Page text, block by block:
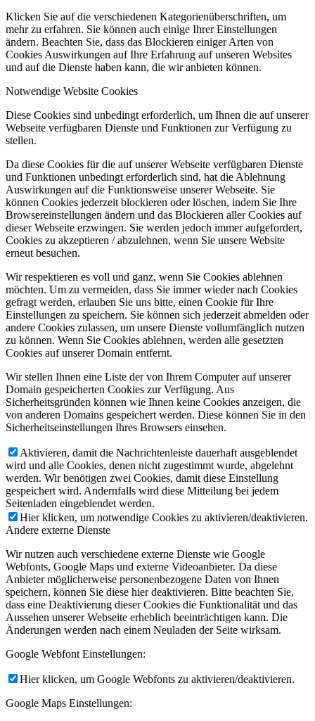
Klicken Sie auf die verschiedenen Kategorienüberschriften, um
mehr zu erfahren. Sie können auch einige Ihrer Einstellungen
ändern. Beachten Sie, dass das Blockieren einiger Arten von
Cookies Auswirkungen auf Ihre Erfahrung auf unseren Websites
und auf die Dienste haben kann, die wir anbieten können.
Notwendige Website Cookies
Diese Cookies sind unbedingt erforderlich, um Ihnen die auf unserer
Webseite verfügbaren Dienste und Funktionen zur Verfügung zu
stellen.
Da diese Cookies für die auf unserer Webseite verfügbaren Dienste
und Funktionen unbedingt erforderlich sind, hat die Ablehnung
Auswirkungen auf die Funktionsweise unserer Webseite. Sie
können Cookies jederzeit blockieren oder löschen, indem Sie Ihre
Browsereinstellungen ändern und das Blockieren aller Cookies auf
dieser Webseite erzwingen. Sie werden jedoch immer aufgefordert,
Cookies zu akzeptieren / abzulehnen, wenn Sie unsere Website
erneut besuchen.
Wir respektieren es voll und ganz, wenn Sie Cookies ablehnen
möchten. Um zu vermeiden, dass Sie immer wieder nach Cookies
gefragt werden, erlauben Sie uns bitte, einen Cookie für Ihre
Einstellungen zu speichern. Sie können sich jederzeit abmelden oder
andere Cookies zulassen, um unsere Dienste vollumfänglich nutzen
zu können. Wenn Sie Cookies ablehnen, werden alle gesetzten
Cookies auf unserer Domain entfernt.
Wir stellen Ihnen eine Liste der von Ihrem Computer auf unserer
Domain gespeicherten Cookies zur Verfügung. Aus
Sicherheitsgründen können wie Ihnen keine Cookies anzeigen, die
von anderen Domains gespeichert werden. Diese können Sie in den
Sicherheitseinstellungen Ihres Browsers einsehen.
Aktivieren, damit die Nachrichtenleiste dauerhaft ausgeblendet
wird und alle Cookies, denen nicht zugestimmt wurde, abgelehnt
werden. Wir benötigen zwei Cookies, damit diese Einstellung
gespeichert wird. Andernfalls wird diese Mitteilung bei jedem
Seitenladen eingeblendet werden.
Hier klicken, um notwendige Cookies zu aktivieren/deaktivieren.
Andere externe Dienste
Wir nutzen auch verschiedene externe Dienste wie Google
Webfonts, Google Maps und externe Videoanbieter. Da diese
Anbieter möglicherweise personenbezogene Daten von Ihnen
speichern, können Sie diese hier deaktivieren. Bitte beachten Sie,
dass eine Deaktivierung dieser Cookies die Funktionalität und das
Aussehen unserer Webseite erheblich beeinträchtigen kann. Die
Änderungen werden nach einem Neuladen der Seite wirksam.
Google Webfont Einstellungen:
Hier klicken, um Google Webfonts zu aktivieren/deaktivieren.
Google Maps Einstellungen: